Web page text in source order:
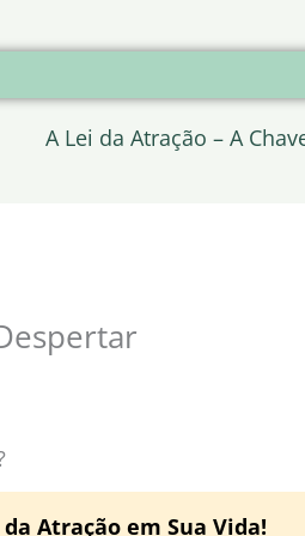
A Lei da Atração – A
Atração em Sua Vida!